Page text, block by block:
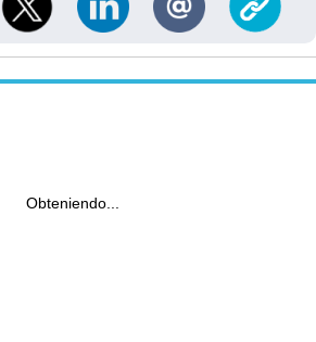
Obteniendo...